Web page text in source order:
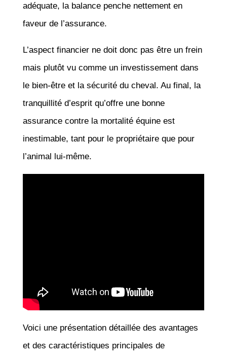
adéquate, la balance penche nettement en
faveur de l’assurance.
L’aspect financier ne doit donc pas être un frein
mais plutôt vu comme un investissement dans
le bien-être et la sécurité du cheval. Au final, la
tranquillité d’esprit qu’offre une bonne
assurance contre la mortalité équine est
inestimable, tant pour le propriétaire que pour
l’animal lui-même.
Voici une présentation détaillée des avantages
et des caractéristiques principales de